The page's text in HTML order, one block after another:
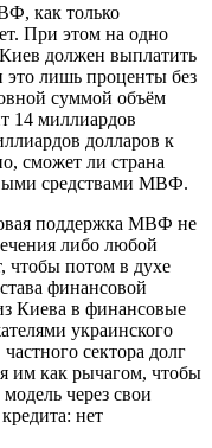
как только
При этом на одно
должен выплатить
это лишь проценты без
суммой объём
14 миллиардов
долларов к
сможет ли страна
средствами МВФ.
поддержка МВФ не
либо любой
чтобы потом в духе
финансовой
Киева в финансовые
украинского
сектора долг
им как рычагом, чтобы
через свои
нет